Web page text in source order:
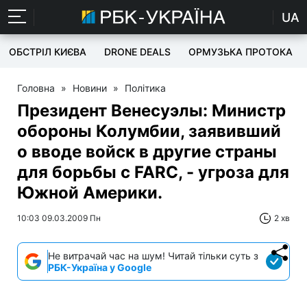
UA
ОБСТРІЛ КИЄВА DRONE DEALS ОРМУЗЬКА ПРОТОКА
Головна » Новини » Політика
Президент Венесуэлы: Министр
обороны Колумбии, заявивший
о вводе войск в другие страны
для борьбы с FARC, - угроза для
Южной Америки.
10:03 09.03.2009 Пн 2 хв
Не витрачай час на шум! Читай тільки суть з
РБК-Україна у Google